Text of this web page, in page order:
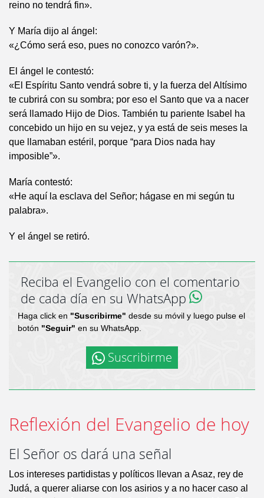
reino no tendrá fin».
Y María dijo al ángel:
«¿Cómo será eso, pues no conozco varón?».
El ángel le contestó:
«El Espíritu Santo vendrá sobre ti, y la fuerza del Altísimo
te cubrirá con su sombra; por eso el Santo que va a nacer
será llamado Hijo de Dios. También tu pariente Isabel ha
concebido un hijo en su vejez, y ya está de seis meses la
que llamaban estéril, porque “para Dios nada hay
imposible”».
María contestó:
«He aquí la esclava del Señor; hágase en mi según tu
palabra».
Y el ángel se retiró.
Reciba el Evangelio con el comentario
de cada día en su WhatsApp
Haga click en "Suscribirme" desde su móvil y luego pulse el
botón "Seguir" en su WhatsApp.
Suscribirme
Reflexión del Evangelio de hoy
El Señor os dará una señal
Los intereses partidistas y políticos llevan a Asaz, rey de
Judá, a querer aliarse con los asirios y a no hacer caso al